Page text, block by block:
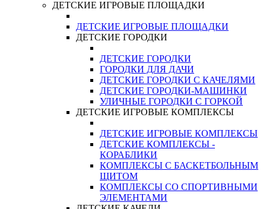
ДЕТСКИЕ ИГРОВЫЕ ПЛОЩАДКИ
ДЕТСКИЕ ИГРОВЫЕ ПЛОЩАДКИ
ДЕТСКИЕ ГОРОДКИ
ДЕТСКИЕ ГОРОДКИ
ГОРОДКИ ДЛЯ ДАЧИ
ДЕТСКИЕ ГОРОДКИ С КАЧЕЛЯМИ
ДЕТСКИЕ ГОРОДКИ-МАШИНКИ
УЛИЧНЫЕ ГОРОДКИ С ГОРКОЙ
ДЕТСКИЕ ИГРОВЫЕ КОМПЛЕКСЫ
ДЕТСКИЕ ИГРОВЫЕ КОМПЛЕКСЫ
ДЕТСКИЕ КОМПЛЕКСЫ -
КОРАБЛИКИ
КОМПЛЕКСЫ С БАСКЕТБОЛЬНЫМ
ЩИТОМ
КОМПЛЕКСЫ СО СПОРТИВНЫМИ
ЭЛЕМЕНТАМИ